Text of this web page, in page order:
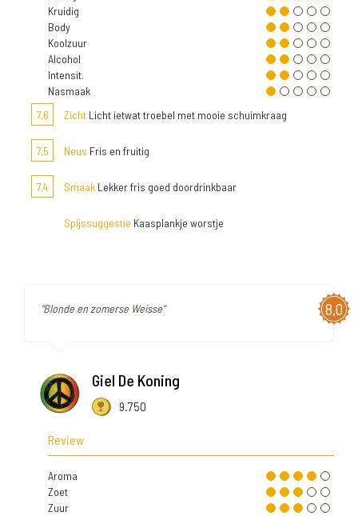
Kruidig
Body
Koolzuur
Alcohol
Intensit.
Nasmaak
7,6
Zicht Licht ietwat troebel met mooie schuimkraag
7,5 Neus Fris en fruitig
7,4 Smaak Lekker fris goed doordrinkbaar
Spijssuggestie Kaasplankje worstje
8,0
"Blonde en zomerse Weisse"
Giel De Koning
9.750
Review
Aroma
Zoet
Zuur